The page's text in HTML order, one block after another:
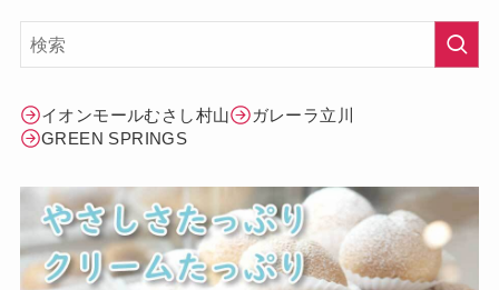
イオンモールむさし村山
ガレーラ立川
GREEN SPRINGS